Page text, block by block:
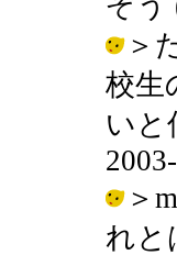
＞
校生
いと
＞
れと